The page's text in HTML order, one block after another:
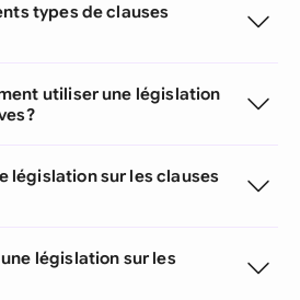
types de clauses
utiliser une législation
législation sur les clauses
législation sur les